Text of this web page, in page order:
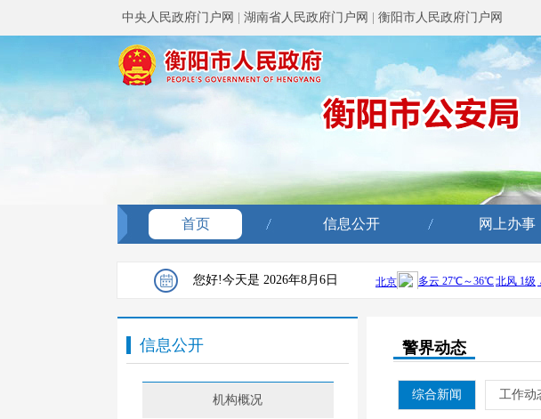
中央人民政府门户网 湖南省人民政府门户网 衡阳市人民政府门户网
首页 信息公开 网上办事
您好!今天是 2026年8月6日
信息公开
机构概况
警界动态
综合新闻 工作动